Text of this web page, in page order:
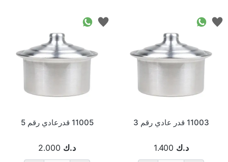
11003 قدر عادي رقم 3
د.ك 1.400
11005 قدرعادي رقم 5
د.ك 2.000